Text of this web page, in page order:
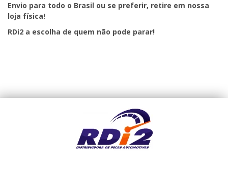
Envio para todo o Brasil ou se preferir, retire em nossa
loja física!
RDi2 a escolha de quem não pode parar!